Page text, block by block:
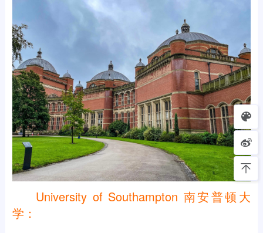
University of Southampton 南安普顿大
学：